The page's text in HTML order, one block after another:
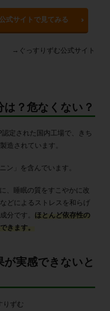
式サイトで見てみる
→ぐっすりずむ公式サイト
？危なくない？
定された国内工場で、きち
造されています。
ン」を含んでいます。
、睡眠の質をすこやかに改
どによるストレスを和らげ
分です。 ほとんど依存性の
きます。
が実感できないと